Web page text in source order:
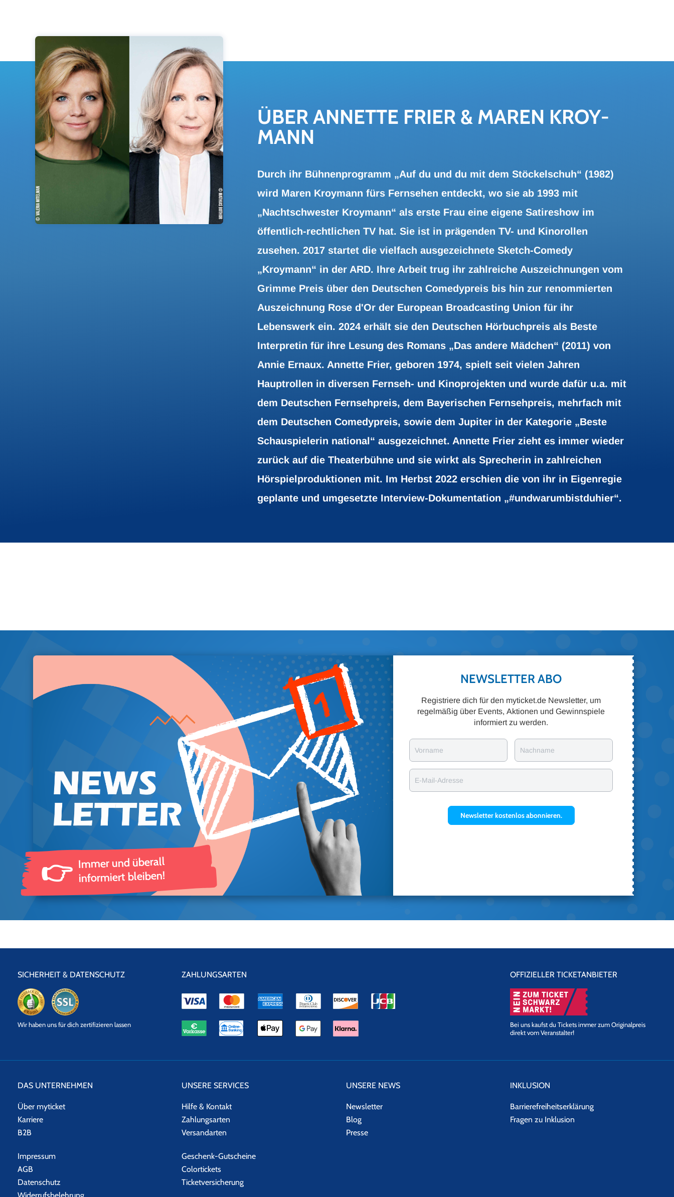
ÜBER AN­NET­TE FRIER & MAREN KROY­
MANN
Durch ihr Bühnenprogramm „Auf du und du mit dem Stöckelschuh“ (1982)
wird Maren Kroymann fürs Fernsehen entdeckt, wo sie ab 1993 mit
„Nachtschwester Kroymann“ als erste Frau eine eigene Satireshow im
öffentlich-rechtlichen TV hat. Sie ist in prägenden TV- und Kinorollen
zusehen. 2017 startet die vielfach ausgezeichnete Sketch-Comedy
„Kroymann“ in der ARD. Ihre Arbeit trug ihr zahlreiche Auszeichnungen vom
Grimme Preis über den Deutschen Comedypreis bis hin zur renommierten
Auszeichnung Rose d'Or der European Broadcasting Union für ihr
Lebenswerk ein. 2024 erhält sie den Deutschen Hörbuchpreis als Beste
Interpretin für ihre Lesung des Romans „Das andere Mädchen“ (2011) von
Annie Ernaux. Annette Frier, geboren 1974, spielt seit vielen Jahren
Hauptrollen in diversen Fernseh- und Kinoprojekten und wurde dafür u.a. mit
dem Deutschen Fernsehpreis, dem Bayerischen Fernsehpreis, mehrfach mit
dem Deutschen Comedypreis, sowie dem Jupiter in der Kategorie „Beste
Schauspielerin national“ ausgezeichnet. Annette Frier zieht es immer wieder
zurück auf die Theaterbühne und sie wirkt als Sprecherin in zahlreichen
Hörspielproduktionen mit. Im Herbst 2022 erschien die von ihr in Eigenregie
geplante und umgesetzte Interview-Dokumentation „#undwarumbistduhier“.
👉 Immer und überall
informiert bleiben!
NEWSLETTER ABO
Registriere dich für den myticket.de Newsletter, um
regelmäßig über Events, Aktionen und Gewinnspiele
informiert zu werden.
Vorname Nachname
E-Mail-Adresse
Newsletter kostenlos abonnieren.
SICHERHEIT & DATENSCHUTZ
Datensicherheit
Wir haben uns für dich zertifizieren lassen
ZAHLUNGSARTEN OFFIZIELLER TICKETANBIETER
Bei uns kaufst du Tickets immer zum Originalpreis
direkt vom Veranstalter!
DAS UNTERNEHMEN
Über myticket
Karriere
B2B
Impressum
AGB
Datenschutz
UNSERE SERVICES
Hilfe & Kontakt
Zahlungsarten
Versandarten
Geschenk-Gutscheine
Colortickets
Ticketversicherung
UNSERE NEWS
Newsletter
Blog
Presse
INKLUSION
Barrierefreiheitserklärung
Fragen zu Inklusion